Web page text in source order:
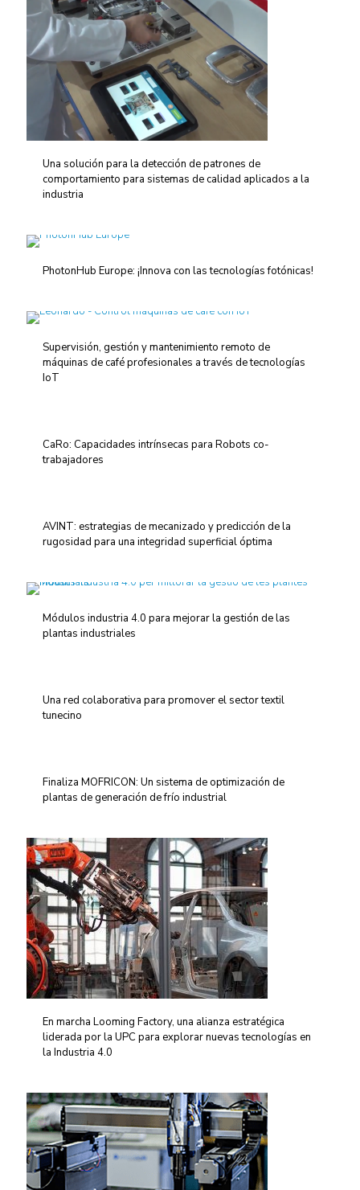
Una solución para la detección de patrones de
comportamiento para sistemas de calidad aplicados a la
industria
PhotonHub Europe: ¡Innova con las tecnologías fotónicas!
Supervisión, gestión y mantenimiento remoto de
máquinas de café profesionales a través de tecnologías
IoT
CaRo: Capacidades intrínsecas para Robots co-
trabajadores
AVINT: estrategias de mecanizado y predicción de la
rugosidad para una integridad superficial óptima
Módulos industria 4.0 para mejorar la gestión de las
plantas industriales
Una red colaborativa para promover el sector textil
tunecino
Finaliza MOFRICON: Un sistema de optimización de
plantas de generación de frío industrial
En marcha Looming Factory, una alianza estratégica
liderada por la UPC para explorar nuevas tecnologías en
la Industria 4.0